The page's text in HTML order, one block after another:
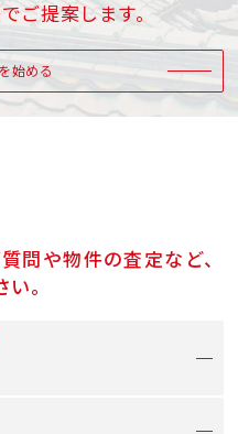
ご提案します。
始める
問や物件の査定など、
。